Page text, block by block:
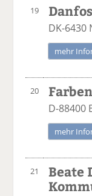
19
DK-
mehr
20
D-88400
mehr
21
Beate